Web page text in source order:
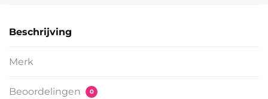
Beschrijving
Merk
Beoordelingen 0